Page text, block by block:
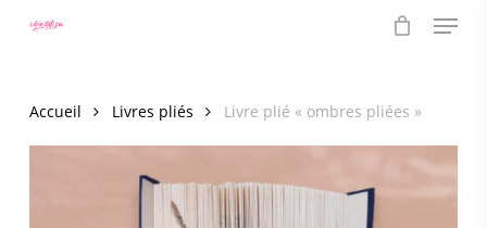
Menu
Accueil Livres pliés Livre plié « ombres pliées »